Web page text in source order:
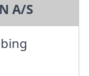
A/S